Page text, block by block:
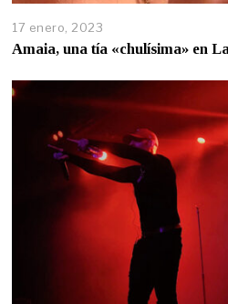
17 enero, 2023
Amaia, una tía «chulísima» en